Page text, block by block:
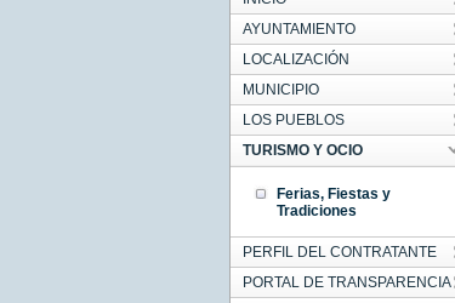
AYUNTAMIENTO
LOCALIZACIÓN
MUNICIPIO
LOS PUEBLOS
TURISMO Y OCIO
Ferias, Fiestas y
Tradiciones
PERFIL DEL CONTRATANTE
PORTAL DE TRANSPARENCIA